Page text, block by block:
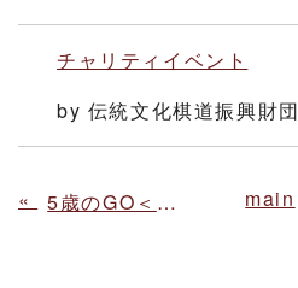
チャリティイベント
by 伝統文化棋道振興財団
« 5歳のGO＜第2回＞ main